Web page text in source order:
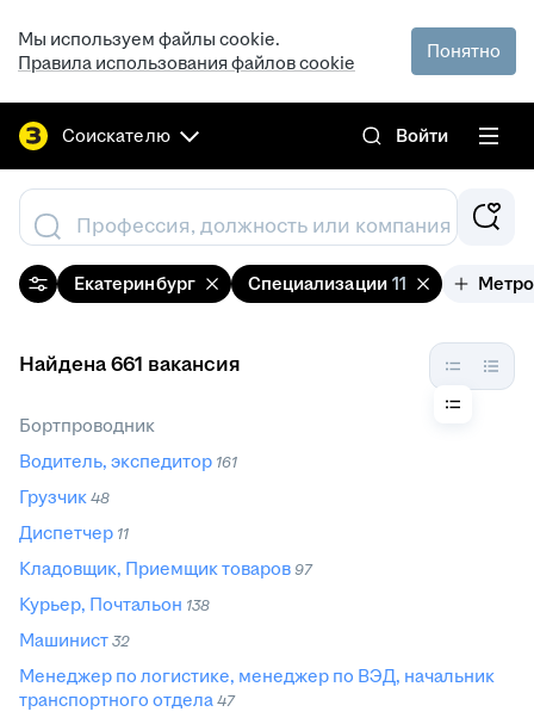
Мы используем файлы cookie.
Правила использования файлов cookie
Понятно
Соискателю Войти
Профессия, должность или компания
Екатеринбург Специализации 11 Метро
Найдена 661 вакансия
Бортпроводник
Водитель, экспедитор 161
Грузчик 48
Диспетчер 11
Кладовщик, Приемщик товаров 97
Курьер, Почтальон 138
Машинист 32
Менеджер по логистике, менеджер по ВЭД, начальник
транспортного отдела 47